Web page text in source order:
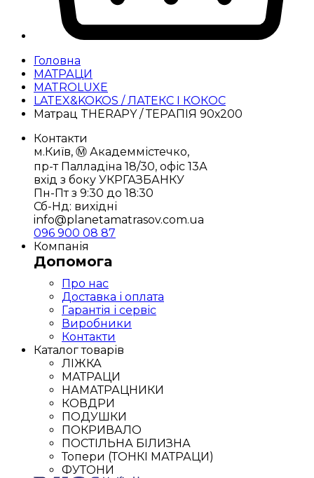
Головна
МАТРАЦИ
MATROLUXE
LATEX&KOKOS / ЛАТЕКС І КОКОС
Матрац THERAPY / ТЕРАПІЯ 90х200
Контакти
м.Київ, Ⓜ️ Академмістечко,
пр-т Палладіна 18/30, офіс 13А
вхід з боку УКРГАЗБАНКУ
Пн-Пт з 9:30 до 18:30
Сб-Нд: вихідні
info@planetamatrasov.com.ua
096 900 08 87
Компанія
Допомога
Про нас
Доставка і оплата
Гарантія і сервіс
Виробники
Контакти
Каталог товарів
ЛІЖКА
МАТРАЦИ
НАМАТРАЦНИКИ
КОВДРИ
ПОДУШКИ
ПОКРИВАЛО
ПОСТІЛЬНА БІЛИЗНА
Топери (ТОНКІ МАТРАЦИ)
ФУТОНИ